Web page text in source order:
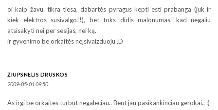
oi kaip žavu. tikra tiesa, dabartės pyragus kepti esti prabanga (juk ir
kiek elektros susivalgo!!), bet toks didis malonumas, kad negaliu
atsisakyti nei per sesijas, nei ką.
ir gyvenimo be orkaitės neįsivaizduoju ,D
ŽIUPSNELIS DRUSKOS
2009-05-01 09:50
As irgi be orkaites turbut negaleciau.. Bent jau pasikankinciau gerokai.. :)